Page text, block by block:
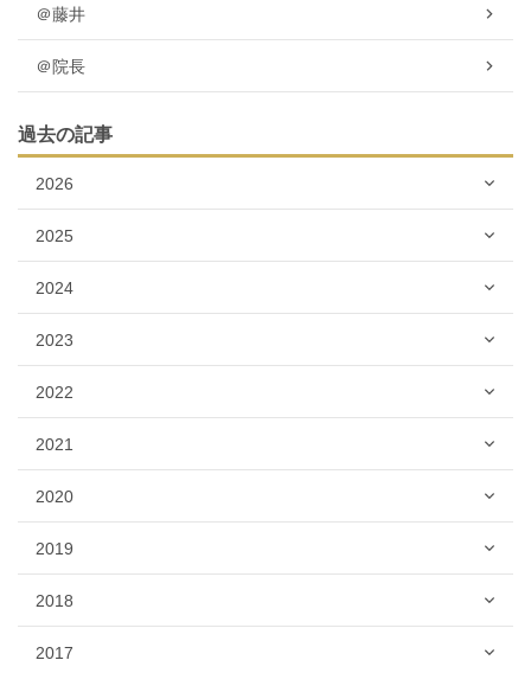
＠藤井
＠院長
過去の記事
2026
2025
2024
2023
2022
2021
2020
2019
2018
2017